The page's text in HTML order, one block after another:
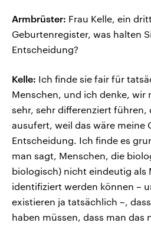
Armbrüster: Frau Kelle, ein
Geburtenregister, was halten
Entscheidung?
Kelle: Ich finde sie fair für
Menschen, und ich denke, wir
sehr, sehr differenziert führen,
ausufert, weil das wäre meine
Entscheidung. Ich finde es
man sagt, Menschen, die
biologisch) nicht eindeutig als
identifiziert werden können –
existieren ja tatsächlich –,
haben müssen, dass man das